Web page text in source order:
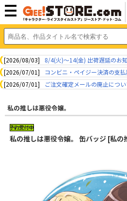
[2026/08/03]
8/4(火)～14(金) 出荷遅延のお
[2026/07/01]
コンビニ・ペイジー決済の支
[2026/07/01]
ご注文確定メールの廃止につい
私の推しは悪役令嬢。
私の推しは悪役令嬢。 缶バッジ [私の